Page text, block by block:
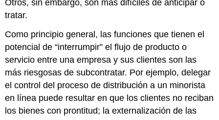
Otros, sin embargo, son más difíciles de anticipar o
tratar.
Como principio general, las funciones que tienen el
potencial de “interrumpir” el flujo de producto o
servicio entre una empresa y sus clientes son las
más riesgosas de subcontratar. Por ejemplo, delegar
el control del proceso de distribución a un minorista
en línea puede resultar en que los clientes no reciban
los bienes con prontitud; la externalización de las